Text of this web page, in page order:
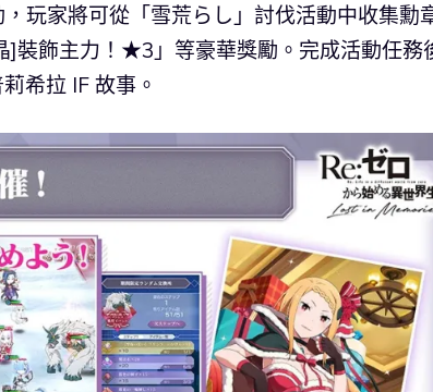
玩家將可從「雪荒らし」討伐活動中收集勳
裝飾主力！★3」等豪華獎勵。完成活動任務
希拉 IF 故事。